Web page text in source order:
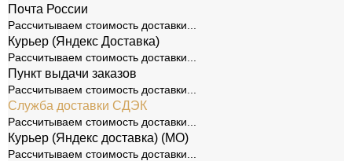
Почта России
Рассчитываем стоимость доставки...
Курьер (Яндекс Доставка)
Рассчитываем стоимость доставки...
Пункт выдачи заказов
Рассчитываем стоимость доставки...
Служба доставки СДЭК
Рассчитываем стоимость доставки...
Курьер (Яндекс доставка) (МО)
Рассчитываем стоимость доставки...